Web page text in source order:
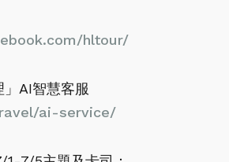
hltour/
」AI智慧客服
ai-service/